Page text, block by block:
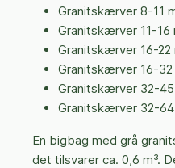
Granitskærver 8-11
Granitskærver 11-
Granitskærver 16-
Granitskærver 16-
Granitskærver 32-
Granitskærver 32-
En bigbag med grå
det tilsvarer ca. 0,6 m³.